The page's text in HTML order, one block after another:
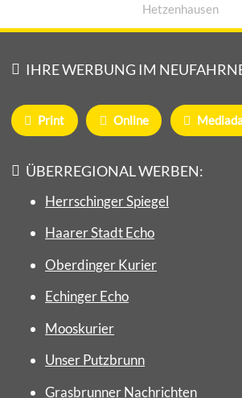
Hetzenhausen
IHRE WERBUNG IM
Print Online
ÜBERREGIONAL WERBEN:
Herrschinger Spiegel
Haarer Stadt Echo
Oberdinger Kurier
Echinger Echo
Mooskurier
Unser Putzbrunn
Grasbrunner Nachrichten